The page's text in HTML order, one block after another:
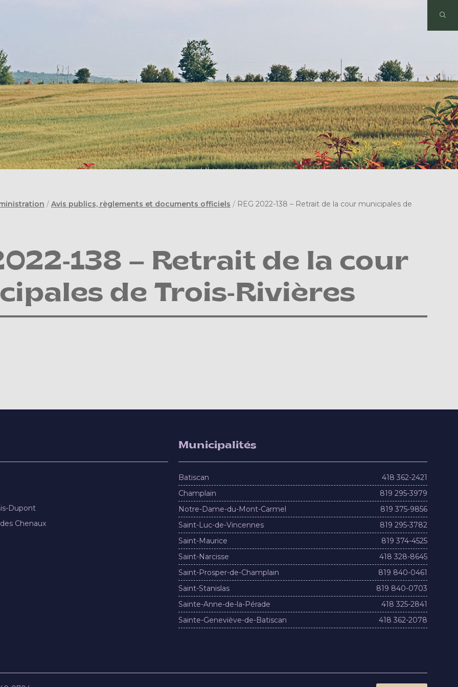
/ Avis publics, règlements et documents officiels / REG 2022-138 – Retrait de la cour municipales de
138 – Retrait de la cour
de Trois-Rivières
Dupont
Chenaux
Municipalités
Batiscan
418 362-2421
Champlain
819 295-3979
Notre-Dame-du-Mont-Carmel
819 375-9856
Saint-Luc-de-Vincennes
819 295-3782
Saint-Maurice
819 374-4525
Saint-Narcisse
418 328-8645
Saint-Prosper-de-Champlain
819 840-0461
Saint-Stanislas
819 840-0703
Sainte-Anne-de-la-Pérade
418 325-2841
Sainte-Geneviève-de-Batiscan
418 362-2078